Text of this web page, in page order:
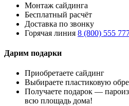
Монтаж сайдинга
Бесплатный расчёт
Доставка по звонку
Горячая линия 8 (800) 555
Дарим подарки
Приобретаете сайдинг
Выбираете пластиковую
Получаете подарок —
всю площадь дома!